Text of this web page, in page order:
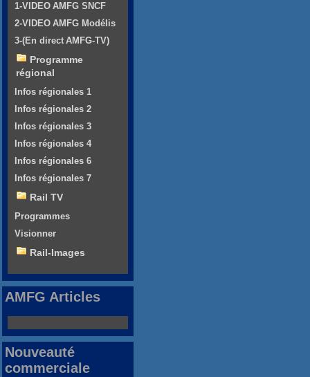
1-VIDEO AMFG SNCF
2-VIDEO AMFG Modélis
3-(En direct AMFG-TV)
Programme
régional
Infos régionales 1
Infos régionales 2
Infos régionales 3
Infos régionales 4
Infos régionales 6
Infos régionales 7
Rail TV
Programmes
Visionner
Rail-Images
AMFG Articles
Nouveauté
commerciale